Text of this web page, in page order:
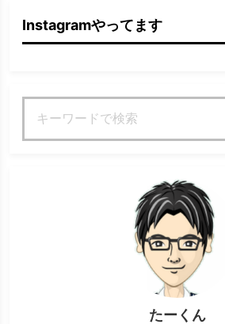
Instagramやってます
たーくん